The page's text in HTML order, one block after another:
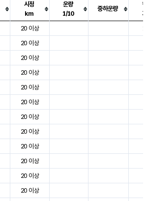
점, 날씨, 기온, 강수, 바람, 기압등을 안내한 표입
시정
km
운량
1/10
중하운량
20 이상
20 이상
20 이상
20 이상
20 이상
20 이상
20 이상
20 이상
20 이상
20 이상
20 이상
20 이상